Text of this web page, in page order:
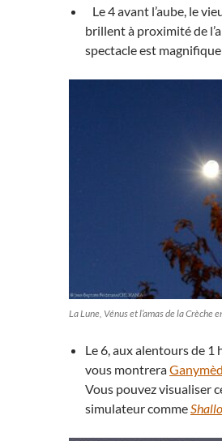
Le 4 avant l’aube, le
brillent à proximité de
spectacle est
La Lune, Vénus et l’amas de la
Le 6, aux alentours de 1
vous montrera
Vous pouvez visualiser
simulateur comme